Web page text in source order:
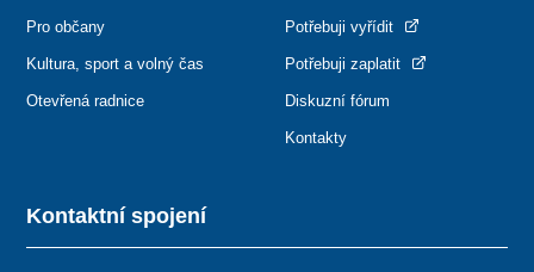
Kontaktní spojení
Pro občany
Kultura, sport a volný čas
Otevřená radnice
Potřebuji vyřídit
Potřebuji zaplatit
Diskuzní fórum
Kontakty